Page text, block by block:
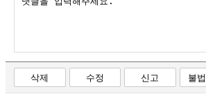
삭제 수정 신고
불